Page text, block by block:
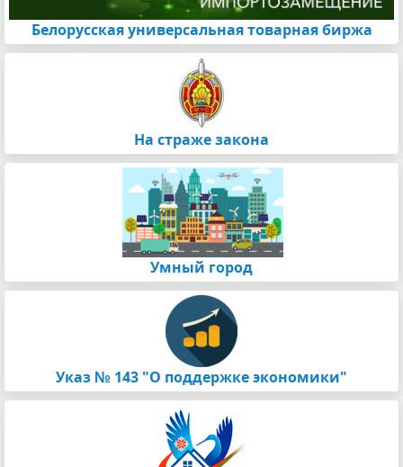
Белорусская универсальная товарная биржа
На страже закона
Умный город
Указ № 143 "О поддержке экономики"